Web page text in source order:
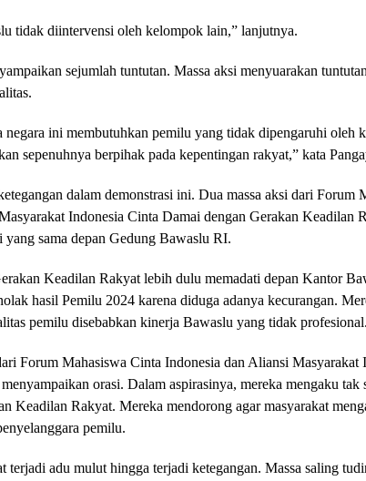
tidak diintervensi oleh kelompok lain,” lanjutnya.
sejumlah tuntutan. Massa aksi menyuarakan
negara ini membutuhkan pemilu yang tidak dipengaruhi oleh
sepenuhnya berpihak pada kepentingan rakyat,” kata
dalam demonstrasi ini. Dua massa aksi dari Forum
Indonesia Cinta Damai dengan Gerakan Keadilan
sama depan Gedung Bawaslu RI.
Keadilan Rakyat lebih dulu memadati depan Kantor
hasil Pemilu 2024 karena diduga adanya kecurangan.
pemilu disebabkan kinerja Bawaslu yang tidak profesional.
Forum Mahasiswa Cinta Indonesia dan Aliansi Masyarakat
orasi. Dalam aspirasinya, mereka mengaku tak
Keadilan Rakyat. Mereka mendorong agar masyarakat
pemilu.
terjadi adu mulut hingga terjadi ketegangan. Massa saling